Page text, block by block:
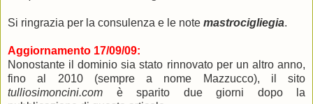
Si ringrazia per la consulenza e le note mastrocigliegia.
Aggiornamento 17/09/09:
Nonostante il dominio sia stato rinnovato per un altro anno,
fino al 2010 (sempre a nome Mazzucco), il sito
tulliosimoncini.com è sparito due giorni dopo la